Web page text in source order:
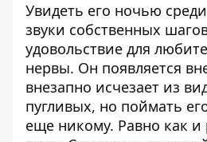
Увидеть его ночью
звуки собственных
удовольствие для
нервы. Он появляется
внезапно исчезает из
пугливых, но поймать
еще никому. Равно как и